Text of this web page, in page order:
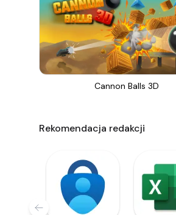
Cannon Balls 3D
Rekomendacja redakcji